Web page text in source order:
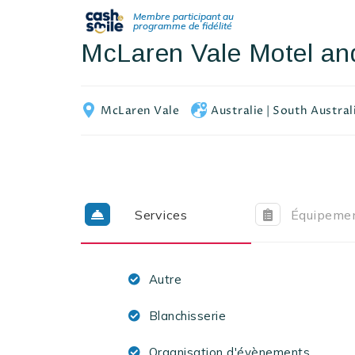
McLaren Vale Motel
McLaren Vale Australie | South
Services
Autre
Blanchisserie
Organisation d'évènements